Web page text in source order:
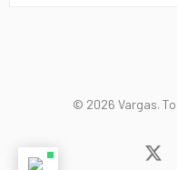
© 2026 Vargas.
x-